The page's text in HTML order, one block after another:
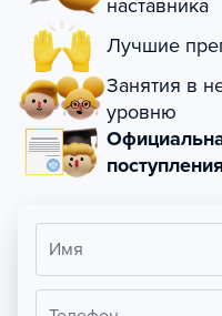
наставника
Лучшие
Занятия в
уровню
Имя